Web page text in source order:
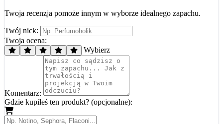
Twoja recenzja pomoże innym w wyborze idealnego zapachu.
Twój nick:
Twoja ocena:
Wybierz
Komentarz:
Gdzie kupiłeś ten produkt? (opcjonalne):